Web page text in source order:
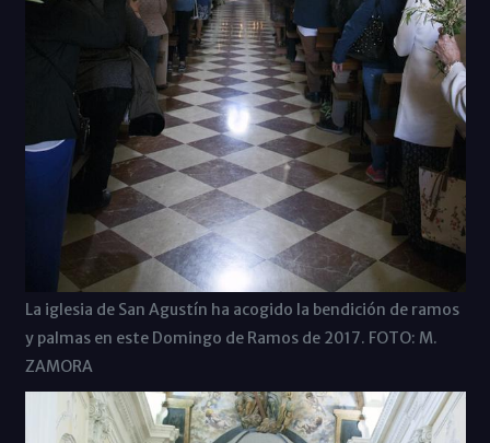
La iglesia de San Agustín ha acogido la bendición de ramos
y palmas en este Domingo de Ramos de 2017. FOTO: M.
ZAMORA